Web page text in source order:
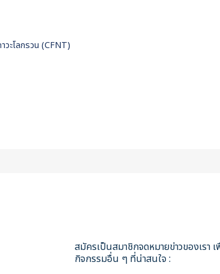
วะโลกรวน (CFNT)
สมัครเป็นสมาชิกจดหมายข่าวของเรา
กิจกรรมอื่น ๆ ที่น่าสนใจ :